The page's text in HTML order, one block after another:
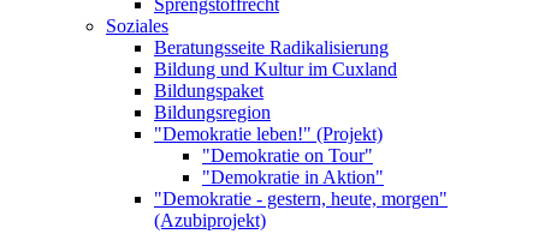
Sprengstoffrecht
Soziales
Beratungsseite Radikalisierung
Bildung und Kultur im Cuxland
Bildungspaket
Bildungsregion
"Demokratie leben!" (Projekt)
"Demokratie on Tour"
"Demokratie in Aktion"
"Demokratie - gestern, heute, morgen"
(Azubiprojekt)